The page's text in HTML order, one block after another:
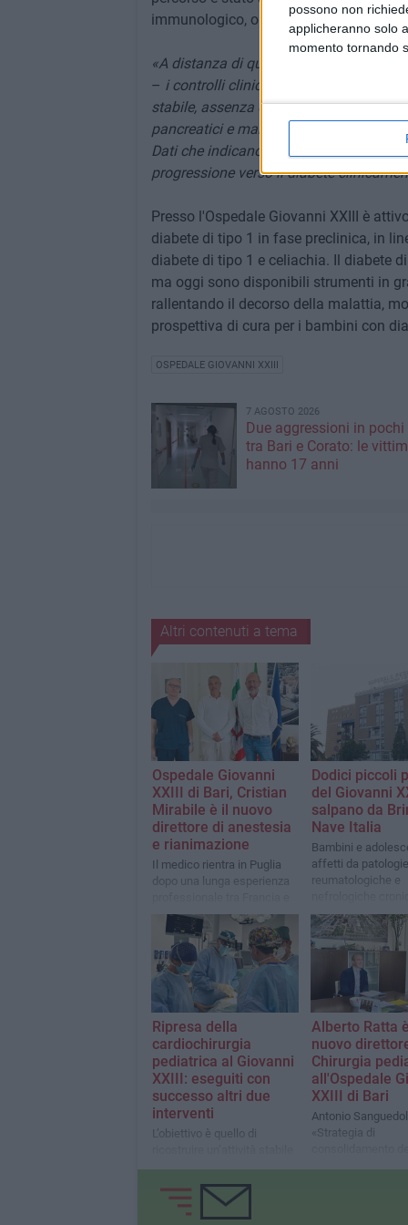
possono non
applicheranno solo
momento tornando
immunologico, oltre a un costante
«A distanza di quattro mesi dalla
– i controlli clinici hanno evidenziato
stabile, assenza di necessità di
pancreatici e mantenimento della
Dati che indicano una stabilizzazione
progressione verso il diabete
Presso l'Ospedale Giovanni XXIII è
diabete di tipo 1 in fase preclinica, in
diabete di tipo 1 e celiachia. Il diabete
ma oggi sono disponibili strumenti in
rallentando il decorso della malattia,
prospettiva di cura per i bambini con
OSPEDALE GIOVANNI XXIII
7 AGOSTO 2026
Due aggressioni in pochi
tra Bari e Corato: le
hanno 17 anni
Altri contenuti a tema
Ospedale Giovanni
XXIII di Bari, Cristian
Mirabile è il nuovo
direttore di anestesia
e rianimazione
Il medico rientra in Puglia
dopo una lunga esperienza
Qatar. Sanguedolce: «La
nomina rafforza le
competenze specialistiche
e si inserisce nella strategia
di valorizzazione del polo
pediatrico»
Dodici piccoli
del Giovanni
salpano da
Nave Italia
Bambini e
affetti da patologie
reumatologiche e
partiranno domani
dall'Ospedale
per raggiungere il
Ripresa della
cardiochirurgia
pediatrica al Giovanni
XXIII: eseguiti con
successo altri due
interventi
L’obiettivo è quello di
e strutturata
Alberto Ratta
nuovo
Chirurgia
all'Ospedale
XXIII di Bari
Antonio
«Strategia di
consolidamento